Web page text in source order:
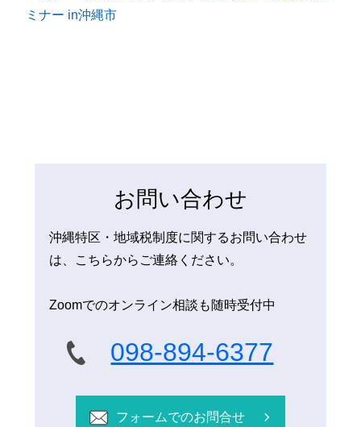
ミナー in沖縄市
お問い合わせ
沖縄特区・地域税制度に関するお問い合わせ
は、こちらからご連絡ください。
Zoomでのオンライン相談も随時受付中
098-894-6377
フォームでのお問合せ